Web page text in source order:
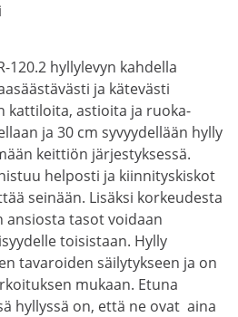
120.2 hyllylevyn kahdella
ja kätevästi
kattiloita, astioita ja ruoka-
ja 30 cm syvyydellään hylly
keittiön järjestyksessä.
helposti ja kiinnityskiskot
seinään. Lisäksi korkeudesta
ansiosta tasot voidaan
toisistaan. Hylly
tavaroiden säilytykseen ja on
mukaan. Etuna
hyllyssä on, että ne ovat aina